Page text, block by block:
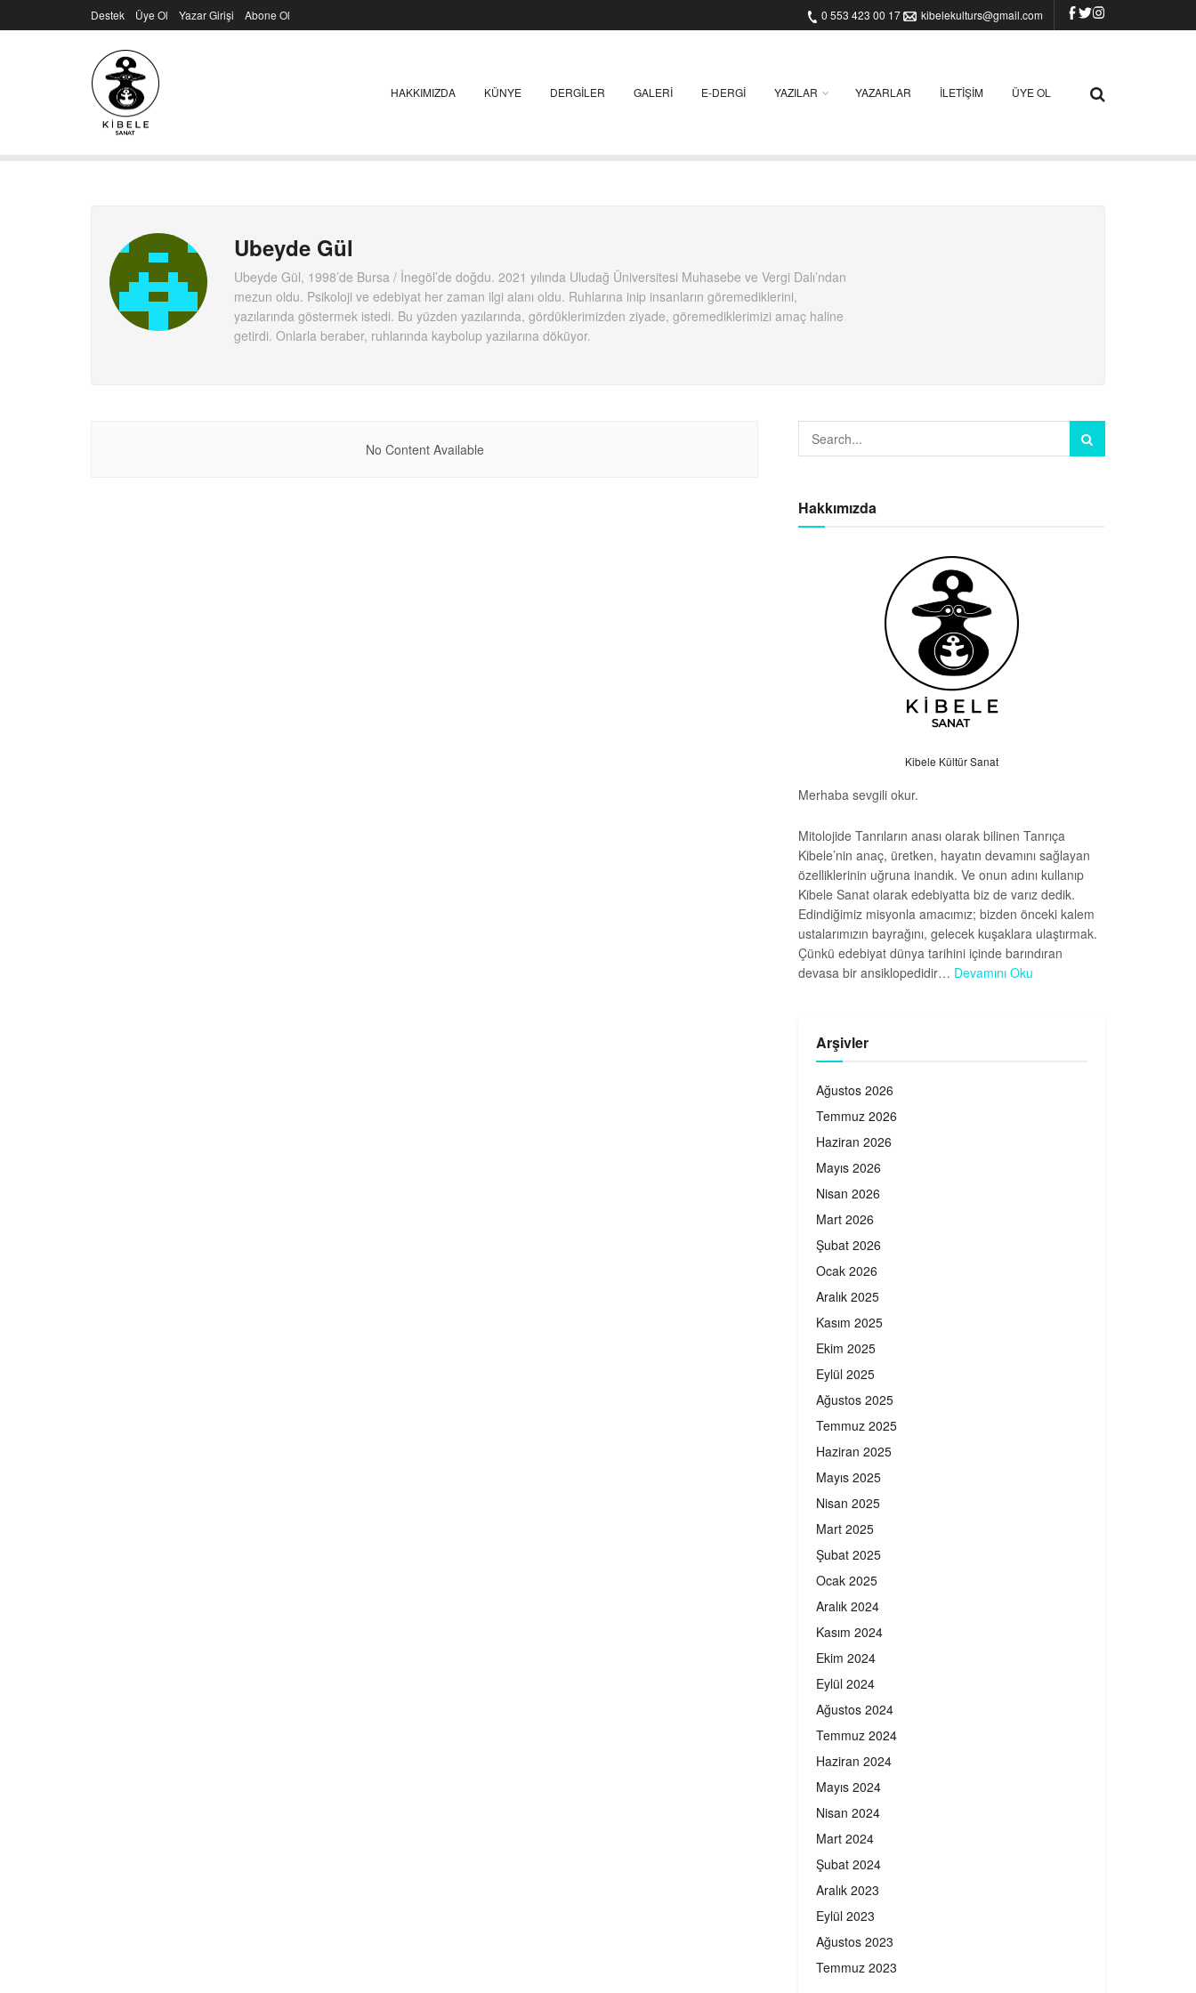
Destek Üye Ol Yazar Girişi Abone Ol 0 553 423 00 17 kibelekulturs@gmail.com
HAKKIMIZDA KÜNYE DERGILER GALERI E-DERGI YAZILAR YAZARLAR İLETIŞIM ÜYE OL
Ubeyde Gül
Ubeyde Gül, 1998’de Bursa / İnegöl’de doğdu. 2021 yılında Uludağ Üniversitesi Muhasebe ve Vergi Dalı’ndan
mezun oldu. Psikoloji ve edebiyat her zaman ilgi alanı oldu. Ruhlarına inip insanların göremediklerini,
yazılarında göstermek istedi. Bu yüzden yazılarında, gördüklerimizden ziyade, göremediklerimizi amaç haline
getirdi. Onlarla beraber, ruhlarında kaybolup yazılarına döküyor.
No Content Available
Hakkımızda
Kibele Kültür Sanat
Merhaba sevgili okur.
Mitolojide Tanrıların anası olarak bilinen Tanrıça
Kibele’nin anaç, üretken, hayatın devamını sağlayan
özelliklerinin uğruna inandık. Ve onun adını kullanıp
Kibele Sanat olarak edebiyatta biz de varız dedik.
Edindiğimiz misyonla amacımız; bizden önceki kalem
ustalarımızın bayrağını, gelecek kuşaklara ulaştırmak.
Çünkü edebiyat dünya tarihini içinde barındıran
devasa bir ansiklopedidir… Devamını Oku
Arşivler
Ağustos 2026
Temmuz 2026
Haziran 2026
Mayıs 2026
Nisan 2026
Mart 2026
Şubat 2026
Ocak 2026
Aralık 2025
Kasım 2025
Ekim 2025
Eylül 2025
Ağustos 2025
Temmuz 2025
Haziran 2025
Mayıs 2025
Nisan 2025
Mart 2025
Şubat 2025
Ocak 2025
Aralık 2024
Kasım 2024
Ekim 2024
Eylül 2024
Ağustos 2024
Temmuz 2024
Haziran 2024
Mayıs 2024
Nisan 2024
Mart 2024
Şubat 2024
Aralık 2023
Eylül 2023
Ağustos 2023
Temmuz 2023